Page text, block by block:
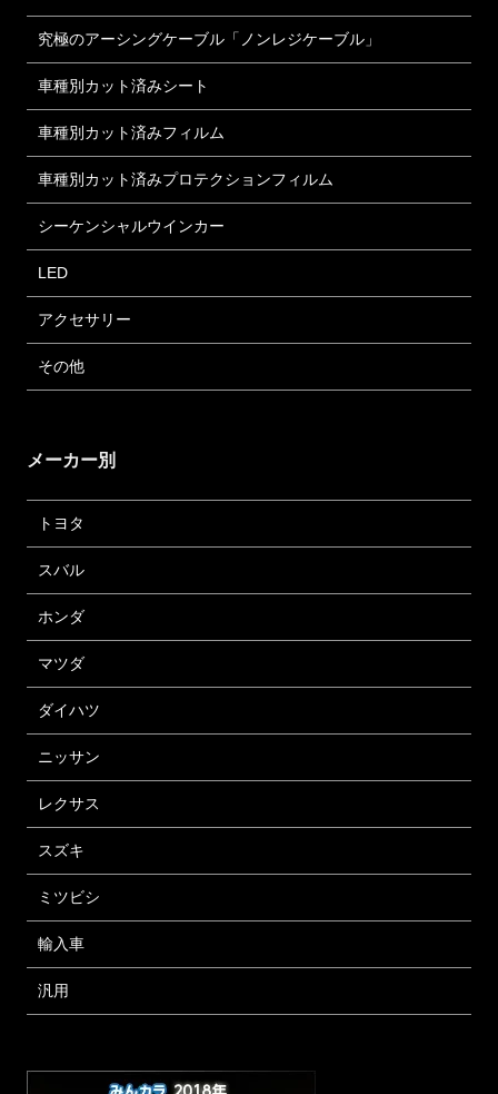
究極のアーシングケーブル「ノンレジケーブル」
車種別カット済みシート
車種別カット済みフィルム
車種別カット済みプロテクションフィルム
シーケンシャルウインカー
LED
アクセサリー
その他
メーカー別
トヨタ
スバル
ホンダ
マツダ
ダイハツ
ニッサン
レクサス
スズキ
ミツビシ
輸入車
汎用